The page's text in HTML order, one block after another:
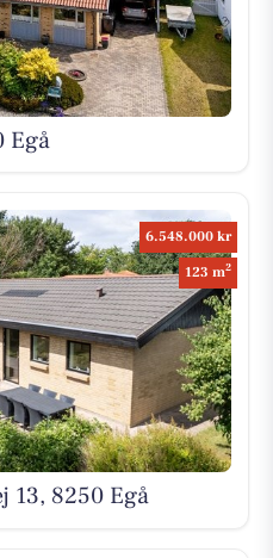
Egå
6.548.000 kr
123 m2
13, 8250 Egå